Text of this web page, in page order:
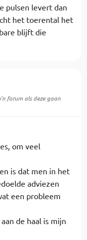
pulsen levert dan
het toerental het
blijft die
forum als deze gaan
om veel
is dat men in het
adviezen
een probleem
de haal is mijn